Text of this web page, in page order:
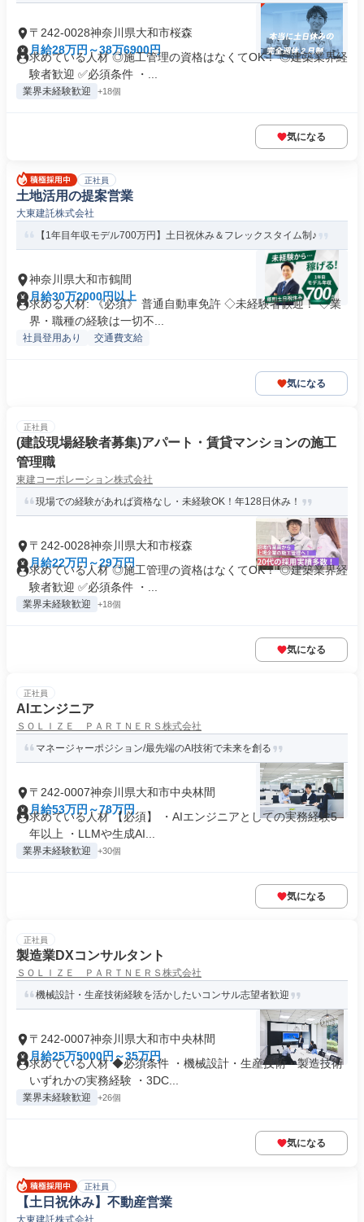
〒242-0028神奈川県大和市桜森
月給28万円～38万6900円
求めている人材 ◎施工管理の資格はなくてOK！ ◎建築業界経
験者歓迎 ✅必須条件 ・...
業界未経験歓迎 +18個
気になる
正社員
土地活用の提案営業
大東建託株式会社
【1年目年収モデル700万円】土日祝休み＆フレックスタイム制♪
神奈川県大和市鶴間
月給30万2000円以上
求める人材: 《必須》 普通自動車免許 ◇未経験者歓迎！ ◇業
界・職種の経験は一切不...
社員登用あり 交通費支給
気になる
正社員
(建設現場経験者募集)アパート・賃貸マンションの施工
管理職
東建コーポレーション株式会社
現場での経験があれば資格なし・未経験OK！年128日休み！
〒242-0028神奈川県大和市桜森
月給22万円～29万円
求めている人材 ◎施工管理の資格はなくてOK！ ◎建築業界経
験者歓迎 ✅必須条件 ・...
業界未経験歓迎 +18個
気になる
正社員
AIエンジニア
ＳＯＬＩＺＥ ＰＡＲＴＮＥＲＳ株式会社
マネージャーポジション/最先端のAI技術で未来を創る
〒242-0007神奈川県大和市中央林間
月給53万円～78万円
求めている人材 【必須】 ・AIエンジニアとしての実務経験5
年以上 ・LLMや生成AI...
業界未経験歓迎 +30個
気になる
正社員
製造業DXコンサルタント
ＳＯＬＩＺＥ ＰＡＲＴＮＥＲＳ株式会社
機械設計・生産技術経験を活かしたいコンサル志望者歓迎
〒242-0007神奈川県大和市中央林間
月給25万5000円～35万円
求めている人材 ◆必須条件 ・機械設計・生産技術・製造技術
いずれかの実務経験 ・3DC...
業界未経験歓迎 +26個
気になる
正社員
【土日祝休み】不動産営業
大東建託株式会社